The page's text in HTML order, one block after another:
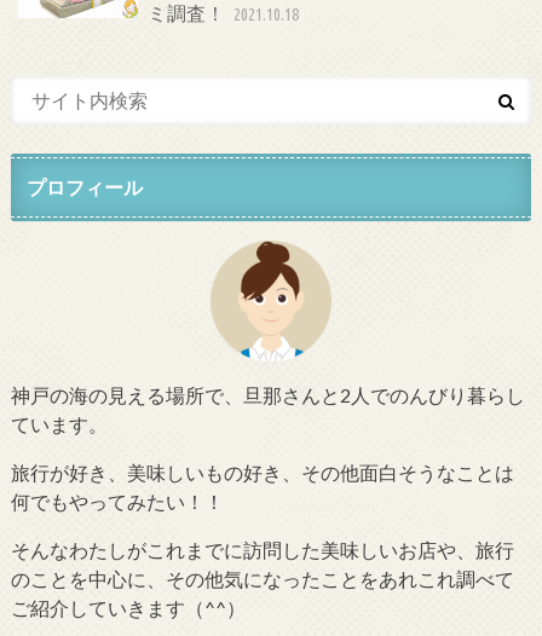
ミ調査！
2021.10.18
プロフィール
神戸の海の見える場所で、旦那さんと2人でのんびり暮らし
ています。
旅行が好き、美味しいもの好き、その他面白そうなことは
何でもやってみたい！！
そんなわたしがこれまでに訪問した美味しいお店や、旅行
のことを中心に、その他気になったことをあれこれ調べて
ご紹介していきます（^^）